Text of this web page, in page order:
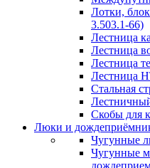
Лотки,
3.503.1-66)
Лестница
Лестница
Лестница
Лестница
Стальная
Скобы для
Люки и
Чугунные
Чугунные